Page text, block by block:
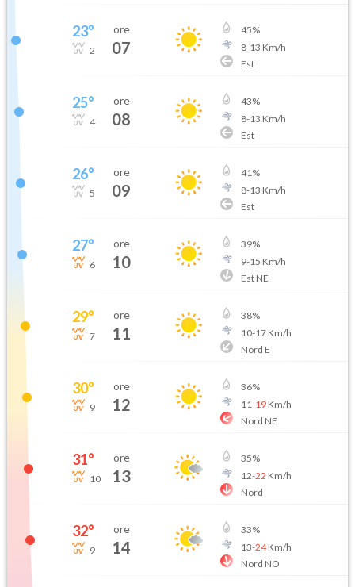
23°
2
ore
07
45%
8-13 Km/h
Est
25°
4
ore
08
43%
8-13 Km/h
Est
26°
5
ore
09
41%
8-13 Km/h
Est
27°
6
ore
10
39%
9-15 Km/h
Est NE
29°
7
ore
11
38%
10-17Km/h
Nord E
30°
9
ore
12
36%
11-19Km/h
Nord NE
31°
10
ore
13
35%
12-22 Km/h
Nord
32°
9
ore
14
33%
13-24Km/h
Nord NO